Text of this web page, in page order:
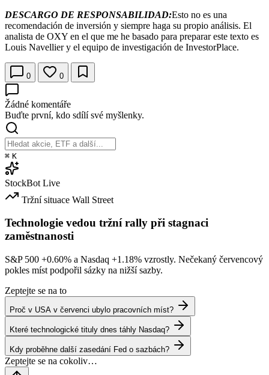
DESCARGO DE RESPONSABILIDAD:Esto no es una
recomendación de inversión y siempre haga su propio análisis. El
analista de OXY en el que me he basado para preparar este texto es
Louis Navellier y el equipo de investigación de InvestorPlace.
0 0
Žádné komentáře
Buďte první, kdo sdílí své myšlenky.
⌘ K
StockBot Live
Tržní situace Wall Street
Technologie vedou tržní rally při stagnaci
zaměstnanosti
S&P 500 +0.60% a Nasdaq +1.18% vzrostly. Nečekaný červencový
pokles míst podpořil sázky na nižší sazby.
Zeptejte se na to
Proč v USA v červenci ubylo pracovních míst?
Které technologické tituly dnes táhly Nasdaq?
Kdy proběhne další zasedání Fed o sazbách?